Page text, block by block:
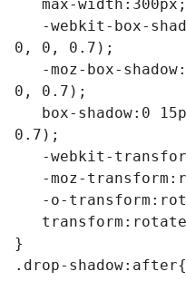
0, 0, 0.7);
0, 0.7);
0.7);
}
.drop-shadow:after{